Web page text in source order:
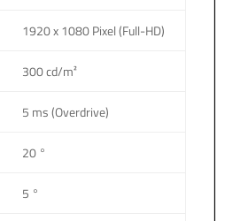
1920 x 1080 Pixel (Full-HD)
300 cd/m²
5 ms (Overdrive)
20 °
5 °